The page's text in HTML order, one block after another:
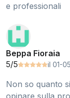
e professionali
Beppa Fioraia
5/5
il 01-
Non so quanto